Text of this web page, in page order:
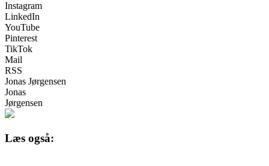
Instagram
LinkedIn
YouTube
Pinterest
TikTok
Mail
RSS
Jonas Jørgensen
Jonas
Jørgensen
Læs også: